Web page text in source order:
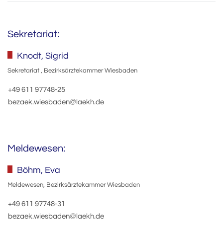
Sekretariat:
Knodt, Sigrid
Sekretariat , Bezirksärztekammer Wiesbaden
+49 611 97748-25
bezaek.wiesbaden@laekh.de
Meldewesen:
Böhm, Eva
Meldewesen, Bezirksärztekammer Wiesbaden
+49 611 97748-31
bezaek.wiesbaden@laekh.de